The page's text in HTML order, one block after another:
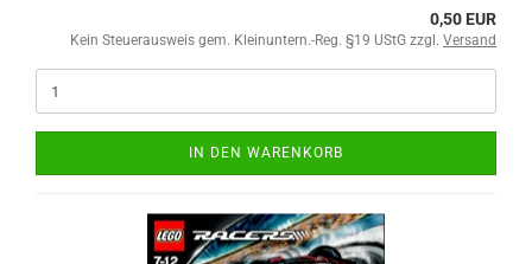
0,50 EUR
Kein Steuerausweis gem. Kleinuntern.-Reg. §19 UStG zzgl. Versand
IN DEN WARENKORB